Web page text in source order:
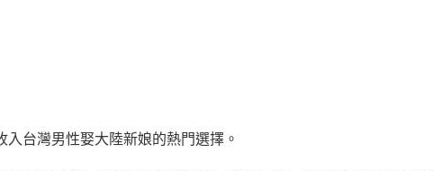
台灣男性娶大陸新娘的熱門選擇。